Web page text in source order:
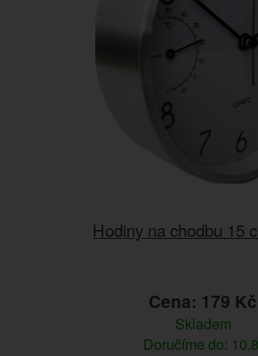
Hodiny na chodbu 15
Cena: 179 Kč
Skladem
Doručíme do: